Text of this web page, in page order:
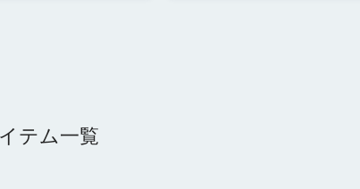
テム一覧